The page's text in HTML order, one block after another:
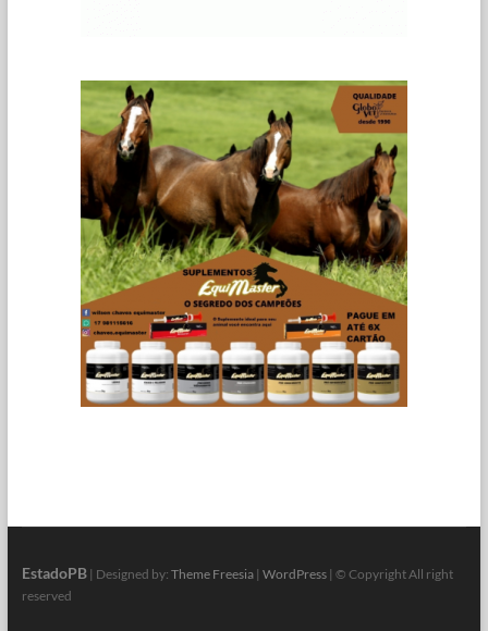
EstadoPB| Designed by: Theme Freesia| WordPress| © Copyright All right
reserved